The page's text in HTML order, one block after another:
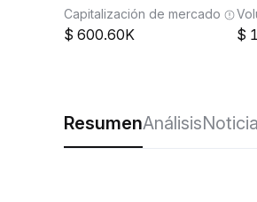
Capitalización de mercado
600.60K
ResumenAnálisis